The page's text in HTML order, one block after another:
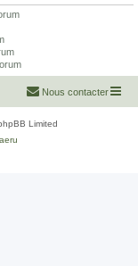
Nous contacter
Limited